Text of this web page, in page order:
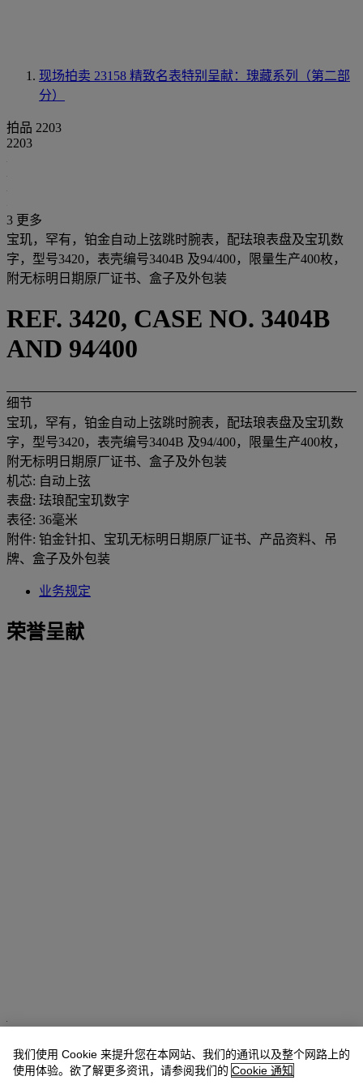
现场拍卖 23158 精致名表特别呈献：瑰藏系列（第二部
分）
拍品 2203
2203
3 更多
宝玑，罕有，铂金自动上弦跳时腕表，配珐琅表盘及宝玑数
字，型号3420，表壳编号3404B 及94/400，限量生产400枚，
附无标明日期原厂证书、盒子及外包装
REF. 3420, CASE NO. 3404B
AND 94⁄400
细节
宝玑，罕有，铂金自动上弦跳时腕表，配珐琅表盘及宝玑数
字，型号3420，表壳编号3404B 及94/400，限量生产400枚，
附无标明日期原厂证书、盒子及外包装
机芯: 自动上弦
表盘: 珐琅配宝玑数字
表径: 36毫米
附件: 铂金针扣、宝玑无标明日期原厂证书、产品资料、吊
牌、盒子及外包装
业务规定
荣誉呈献
查阅状况报告或联络我们查询更多拍品资料
我们使用 Cookie 来提升您在本网站、我们的通讯以及整个网路上的
使用体验。欲了解更多资讯，请参阅我们的 Cookie 通知